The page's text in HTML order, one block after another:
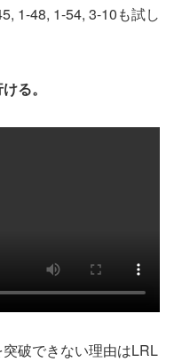
1-48, 1-54, 3-10も試し
る。
破できない理由はLRL